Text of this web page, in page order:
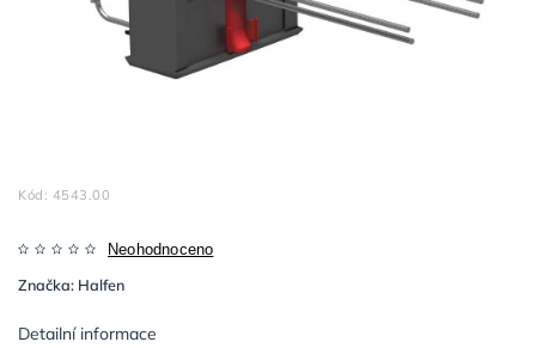
Kód: 4543.00
Neohodnoceno
Značka: Halfen
Detailní informace